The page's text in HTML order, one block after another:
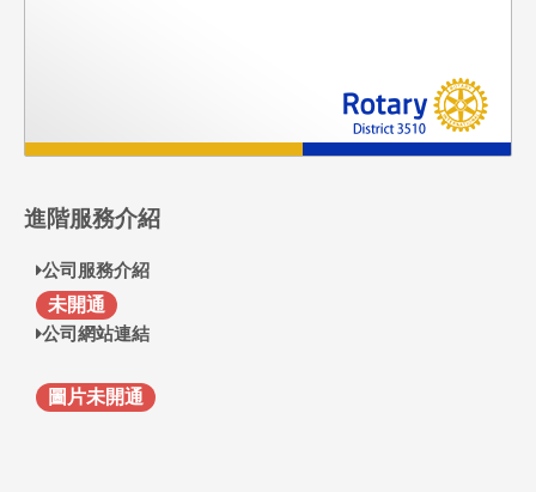
進階服務介紹
公司服務介紹
未開通
公司網站連結
圖片未開通